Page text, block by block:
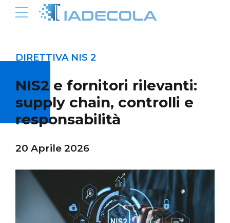
DIRETTIVA NIS 2
NIS2 e fornitori rilevanti:
supply chain, controlli e
responsabilità
20 Aprile 2026